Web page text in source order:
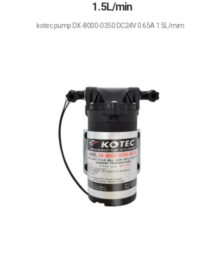
1.5L/min
kotec pump DX-8000-0350 DC24V 0.65A 1.5L/mim